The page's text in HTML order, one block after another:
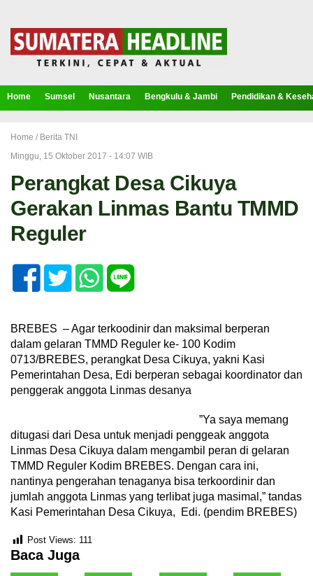
Home Sumsel Nusantara Bengkulu & Jambi Pendidikan &
Home / Berita TNI
Minggu, 15 Oktober 2017 - 14:07 WIB
Perangkat Desa Cikuya
Gerakan Linmas Bantu TMMD
Reguler
BREBES – Agar terkoodinir dan maksimal berperan
dalam gelaran TMMD Reguler ke- 100 Kodim
0713/BREBES, perangkat Desa Cikuya, yakni Kasi
Pemerintahan Desa, Edi berperan sebagai koordinator dan
penggerak anggota Linmas desanya
”Ya saya memang
ditugasi dari Desa untuk menjadi penggeak anggota
Linmas Desa Cikuya dalam mengambil peran di gelaran
TMMD Reguler Kodim BREBES. Dengan cara ini,
nantinya pengerahan tenaganya bisa terkoordinir dan
jumlah anggota Linmas yang terlibat juga masimal,” tandas
Kasi Pemerintahan Desa Cikuya, Edi. (pendim BREBES)
Post Views: 111
Baca Juga